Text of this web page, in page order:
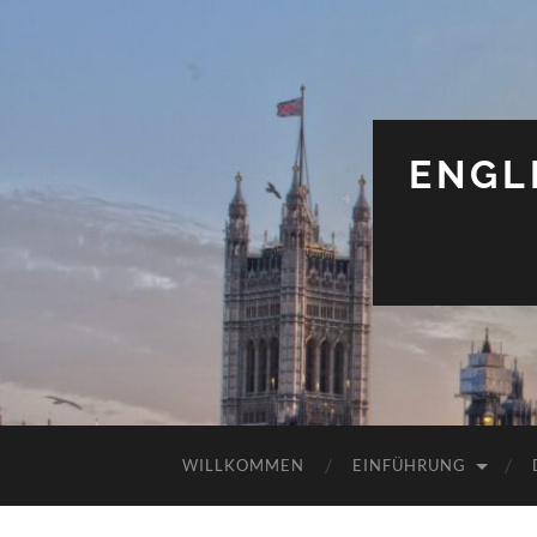
WILLKOMMEN EINFÜHRUNG